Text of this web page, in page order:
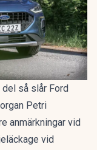
så slår Ford
Petri
anmärkningar vid
vid